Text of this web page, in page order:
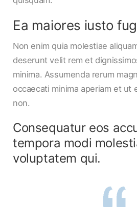
Ea maiores iusto
Non enim quia molestiae
deserunt velit rem et
minima. Assumenda rerum
occaecati minima aperiam et ut
non.
Consequatur eos
tempora modi
voluptatem qui.